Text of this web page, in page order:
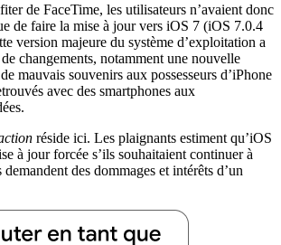
de FaceTime, les utilisateurs n’avaient donc
de faire la mise à jour vers iOS 7 (iOS 7.0.4
version majeure du système d’exploitation a
changements, notamment une nouvelle
mauvais souvenirs aux possesseurs d’iPhone
avec des smartphones aux
réside ici. Les plaignants estiment qu’iOS
à jour forcée s’ils souhaitaient continuer à
des dommages et intérêts d’un